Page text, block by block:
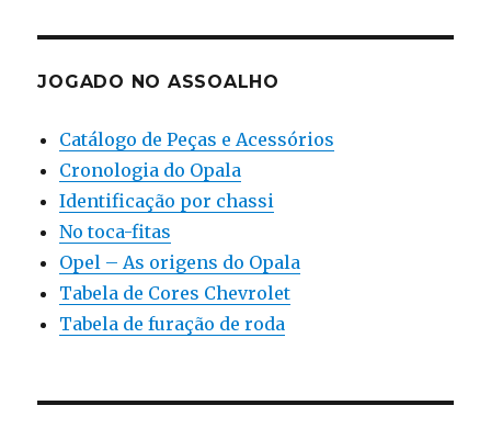
JOGADO NO ASSOALHO
Catálogo de Peças e Acessórios
Cronologia do Opala
Identificação por chassi
No toca-fitas
Opel – As origens do Opala
Tabela de Cores Chevrolet
Tabela de furação de roda